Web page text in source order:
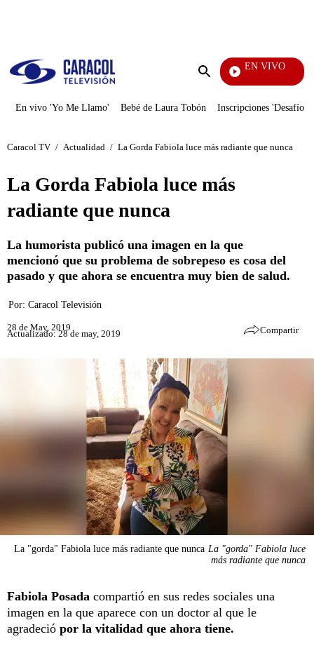
Enviar
EN VIVO
Día A Día
En vivo 'Yo Me Llamo' Bebé de Laura Tobón Inscripciones 'Desafío'
Caracol TV / Actualidad / La Gorda Fabiola luce más radiante que nunca
La Gorda Fabiola luce más
radiante que nunca
La humorista publicó una imagen en la que
mencionó que su problema de sobrepeso es cosa del
pasado y que ahora se encuentra muy bien de salud.
Por: Caracol Televisión
28 de May, 2019
Actualizado: 28 de may, 2019 Compartir
La "gorda" Fabiola luce más radiante que nunca La "gorda" Fabiola luce
más radiante que nunca
Fabiola Posada compartió en sus redes sociales una
imagen en la que aparece con un doctor al que le
agradeció por la vitalidad que ahora tiene.